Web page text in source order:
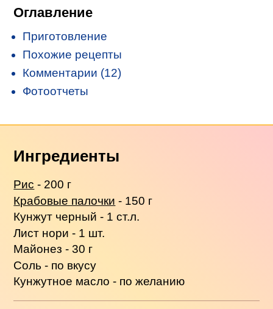
Оглавление
Приготовление
Похожие рецепты
Комментарии (12)
Фотоотчеты
Ингредиенты
Рис - 200 г
Крабовые палочки - 150 г
Кунжут черный - 1 ст.л.
Лист нори - 1 шт.
Майонез - 30 г
Соль - по вкусу
Кунжутное масло - по желанию